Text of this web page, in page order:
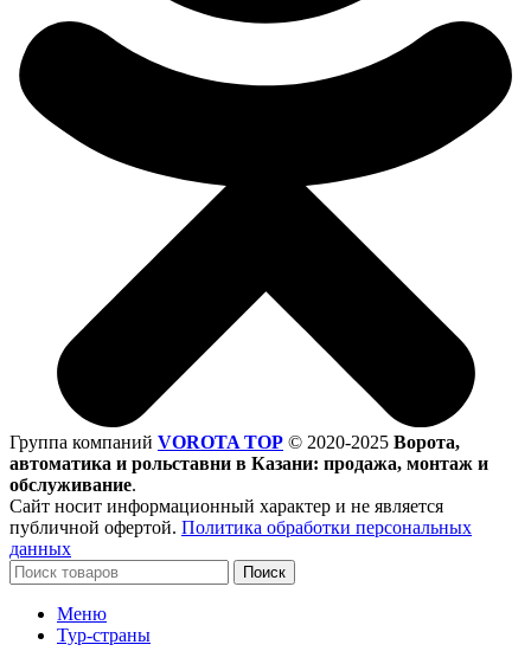
Группа компаний VOROTA TOP © 2020-2025 Ворота,
автоматика и рольставни в Казани: продажа, монтаж и
обслуживание.
Сайт носит информационный характер и не является
публичной офертой. Политика обработки персональных
данных
Поиск
Меню
Тур-страны